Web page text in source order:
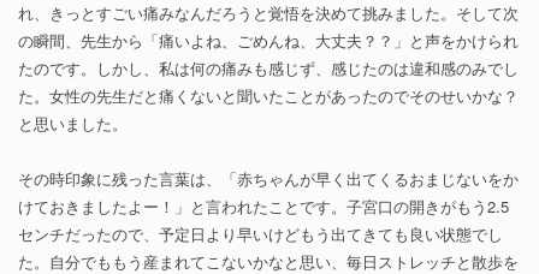
れ、きっとすごい痛みなんだろうと覚悟を決めて挑みました。そして次
の瞬間、先生から「痛いよね、ごめんね、大丈夫？？」と声をかけられ
たのです。しかし、私は何の痛みも感じず、感じたのは違和感のみでし
た。女性の先生だと痛くないと聞いたことがあったのでそのせいかな？
と思いました。
その時印象に残った言葉は、「赤ちゃんが早く出てくるおまじないをか
けておきましたよー！」と言われたことです。子宮口の開きがもう2.5
センチだったので、予定日より早いけどもう出てきても良い状態でし
た。自分でももう産まれてこないかなと思い、毎日ストレッチと散歩を